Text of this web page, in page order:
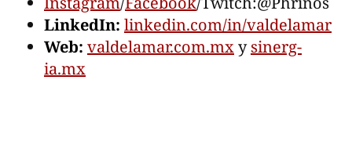
LinkedIn: linkedin.com/in/valdelamar
Web: valdelamar.com.mxysinerg-
ia.mx